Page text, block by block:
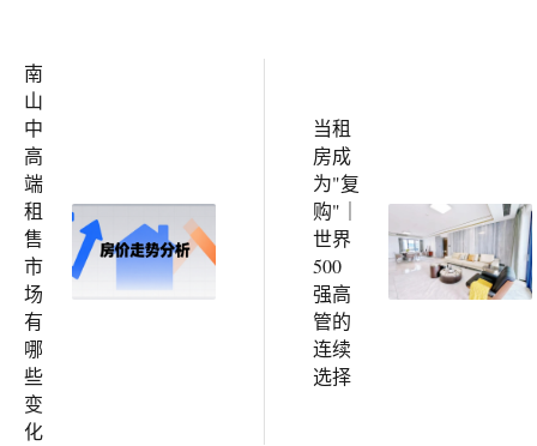
南
山
中
高
端
租
售
市
场
有
哪
些
变
化
当租
房成
为"复
购"｜
世界
500
强高
管的
连续
选择